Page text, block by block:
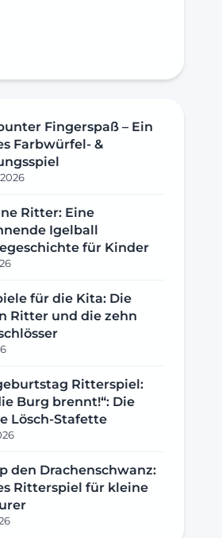
Fingerspaß – Ein
Farbwürfel- &
Ritter: Eine
Igelball
für Kinder
für die Kita: Die
Ritter und die zehn
Ritterspiel:
Burg brennt!“: Die
Lösch-Stafette
den Drachenschwanz:
Ritterspiel für kleine